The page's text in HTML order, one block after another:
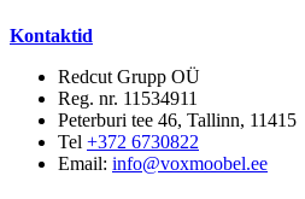
Kontaktid
Redcut Grupp OÜ
Reg. nr. 11534911
Peterburi tee 46, Tallinn, 11415
Tel +372 6730822
Email: info@voxmoobel.ee